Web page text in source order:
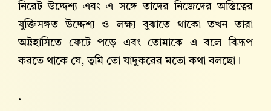
নিরেট উদ্দেশ্য এবং এ সঙ্গে তাদের নিজেদের অস্তিত্বের
যুক্তিসঙ্গত উদ্দেশ্য ও লক্ষ্য বুঝাতে থাকো তখন তারা
অট্টহাসিতে ফেটে পড়ে এবং তোমাকে এ বলে বিদ্রূপ
করতে থাকে যে, তুমি তো যাদুকরের মতো কথা বলছো।
.